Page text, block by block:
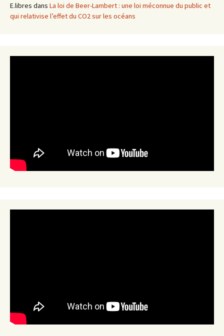
E.libres dans La loi de Beer-Lambert : une loi méconnue du public et
qui relativise l’effet du CO2 sur les océans